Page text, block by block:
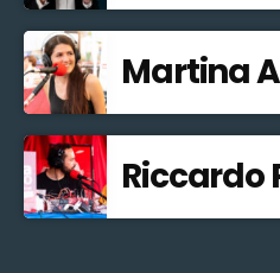
Martina
Riccardo